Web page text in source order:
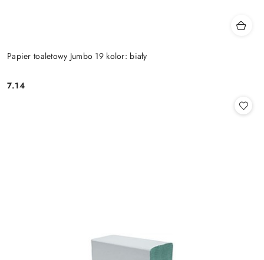
Papier toaletowy Jumbo 19 kolor: biały
Cena:
7.14